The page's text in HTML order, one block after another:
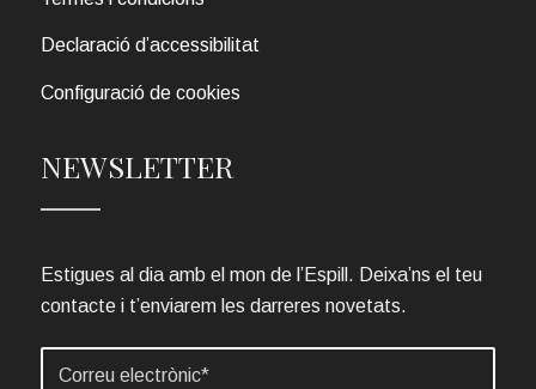
Declaració d’accessibilitat
Configuració de cookies
NEWSLETTER
Estigues al dia amb el mon de l’Espill. Deixa’ns el teu
contacte i t’enviarem les darreres novetats.